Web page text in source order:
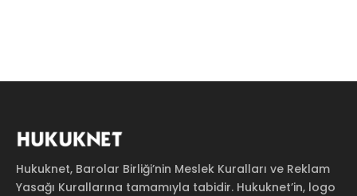
Hukuknet, Barolar Birliği’nin Meslek Kuralları ve Reklam
Yasağı Kurallarına tamamıyla tabidir. Hukuknet’in, logo